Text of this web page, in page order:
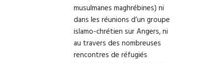
musulmanes maghrébines) ni
dans les réunions d’un groupe
islamo-chrétien sur Angers, ni
au travers des nombreuses
rencontres de réfugiés